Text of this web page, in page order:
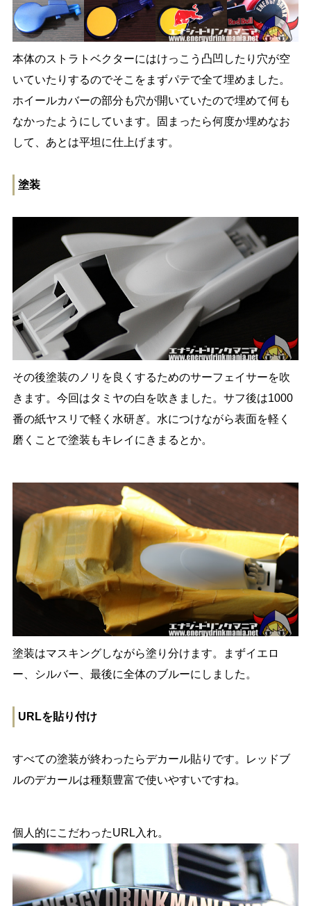
本体のストラトベクターにはけっこう凸凹したり穴が空
いていたりするのでそこをまずパテで全て埋めました。
ホイールカバーの部分も穴が開いていたので埋めて何も
なかったようにしています。固まったら何度か埋めなお
して、あとは平坦に仕上げます。
塗装
その後塗装のノリを良くするためのサーフェイサーを吹
きます。今回はタミヤの白を吹きました。サフ後は1000
番の紙ヤスリで軽く水研ぎ。水につけながら表面を軽く
磨くことで塗装もキレイにきまるとか。
塗装はマスキングしながら塗り分けます。まずイエロ
ー、シルバー、最後に全体のブルーにしました。
URLを貼り付け
すべての塗装が終わったらデカール貼りです。レッドブ
ルのデカールは種類豊富で使いやすいですね。
個人的にこだわったURL入れ。